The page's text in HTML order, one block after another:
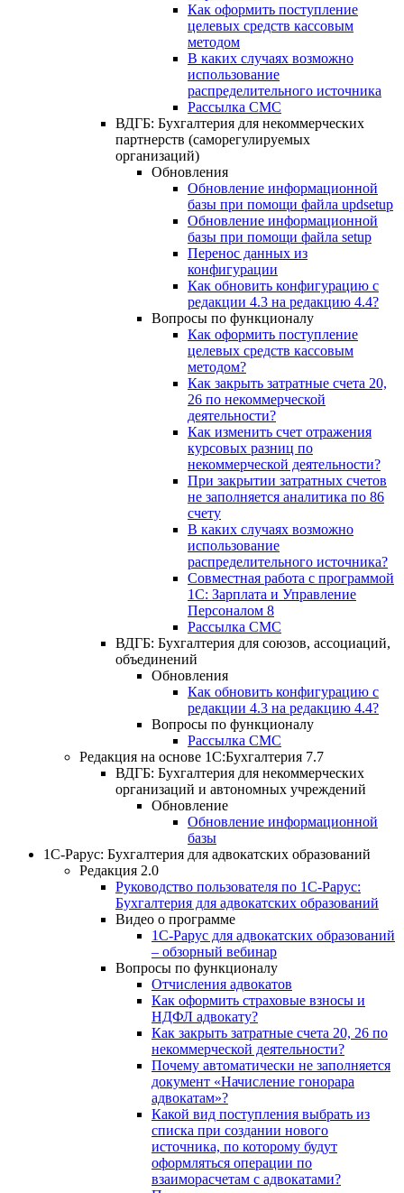
Как оформить поступление
целевых средств кассовым
методом
В каких случаях возможно
использование
распределительного источника
Рассылка СМС
ВДГБ: Бухгалтерия для некоммерческих
партнерств (саморегулируемых
организаций)
Обновления
Обновление информационной
базы при помощи файла updsetup
Обновление информационной
базы при помощи файла setup
Перенос данных из
конфигурации
Как обновить конфигурацию с
редакции 4.3 на редакцию 4.4?
Вопросы по функционалу
Как оформить поступление
целевых средств кассовым
методом?
Как закрыть затратные счета 20,
26 по некоммерческой
деятельности?
Как изменить счет отражения
курсовых разниц по
некоммерческой деятельности?
При закрытии затратных счетов
не заполняется аналитика по 86
счету
В каких случаях возможно
использование
распределительного источника?
Совместная работа с программой
1С: Зарплата и Управление
Персоналом 8
Рассылка СМС
ВДГБ: Бухгалтерия для союзов, ассоциаций,
объединений
Обновления
Как обновить конфигурацию с
редакции 4.3 на редакцию 4.4?
Вопросы по функционалу
Рассылка СМС
Редакция на основе 1С:Бухгалтерия 7.7
ВДГБ: Бухгалтерия для некоммерческих
организаций и автономных учреждений
Обновление
Обновление информационной
базы
1С-Рарус: Бухгалтерия для адвокатских образований
Редакция 2.0
Руководство пользователя по 1С-Рарус:
Бухгалтерия для адвокатских образований
Видео о программе
1С-Рарус для адвокатских образований
– обзорный вебинар
Вопросы по функционалу
Отчисления адвокатов
Как оформить страховые взносы и
НДФЛ адвокату?
Как закрыть затратные счета 20, 26 по
некоммерческой деятельности?
Почему автоматически не заполняется
документ «Начисление гонорара
адвокатам»?
Какой вид поступления выбрать из
списка при создании нового
источника, по которому будут
оформляться операции по
взаиморасчетам с адвокатами?